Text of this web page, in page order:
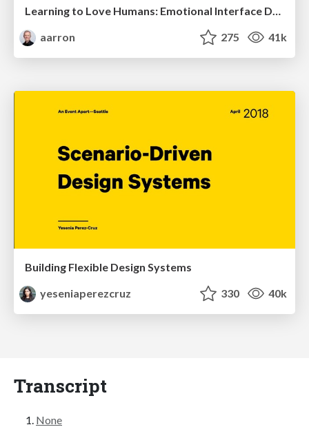
aarron
275 41k
Building Flexible Design Systems
yeseniaperezcruz
330 40k
Transcript
None